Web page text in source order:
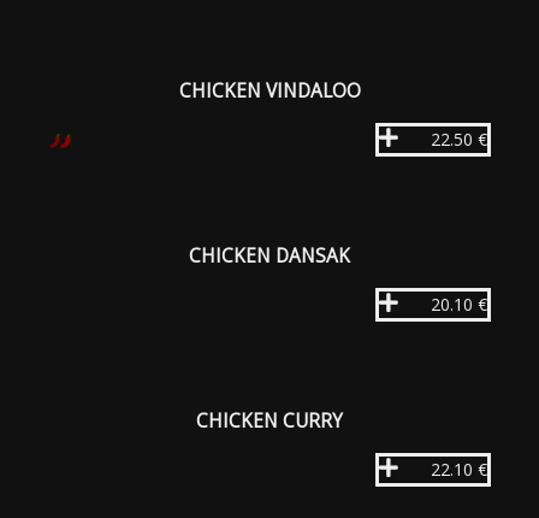
CHICKEN VINDALOO
22.50 €
CHICKEN DANSAK
20.10 €
CHICKEN CURRY
22.10 €